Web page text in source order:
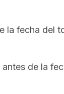
la fecha del
de la